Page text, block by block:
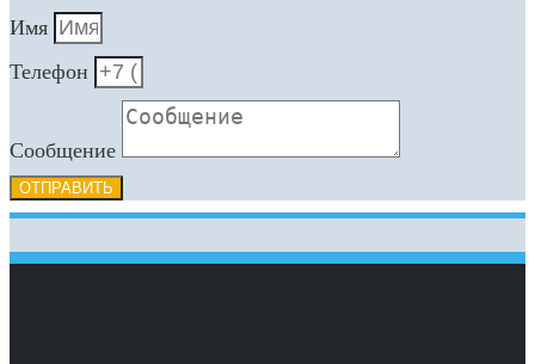
Имя
Телефон
Сообщение
ОТПРАВИТЬ